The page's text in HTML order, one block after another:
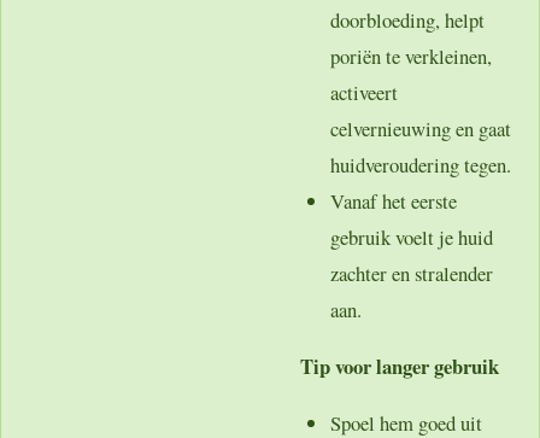
doorbloeding, helpt
poriën te verkleinen,
activeert
celvernieuwing en gaat
huidveroudering tegen.
Vanaf het eerste
gebruik voelt je huid
zachter en stralender
aan.
Tip voor langer gebruik
Spoel hem goed uit